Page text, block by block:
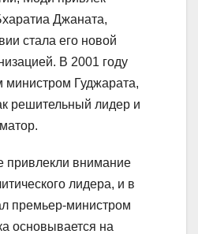
Джаната,
стала его новой
В 2001 году
министром Гуджарата,
решительный лидер и
привлекли внимание
лидера, и в
премьер-министром
основывается на